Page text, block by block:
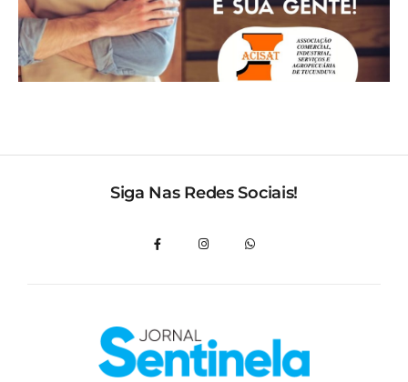
Siga Nas Redes Sociais!